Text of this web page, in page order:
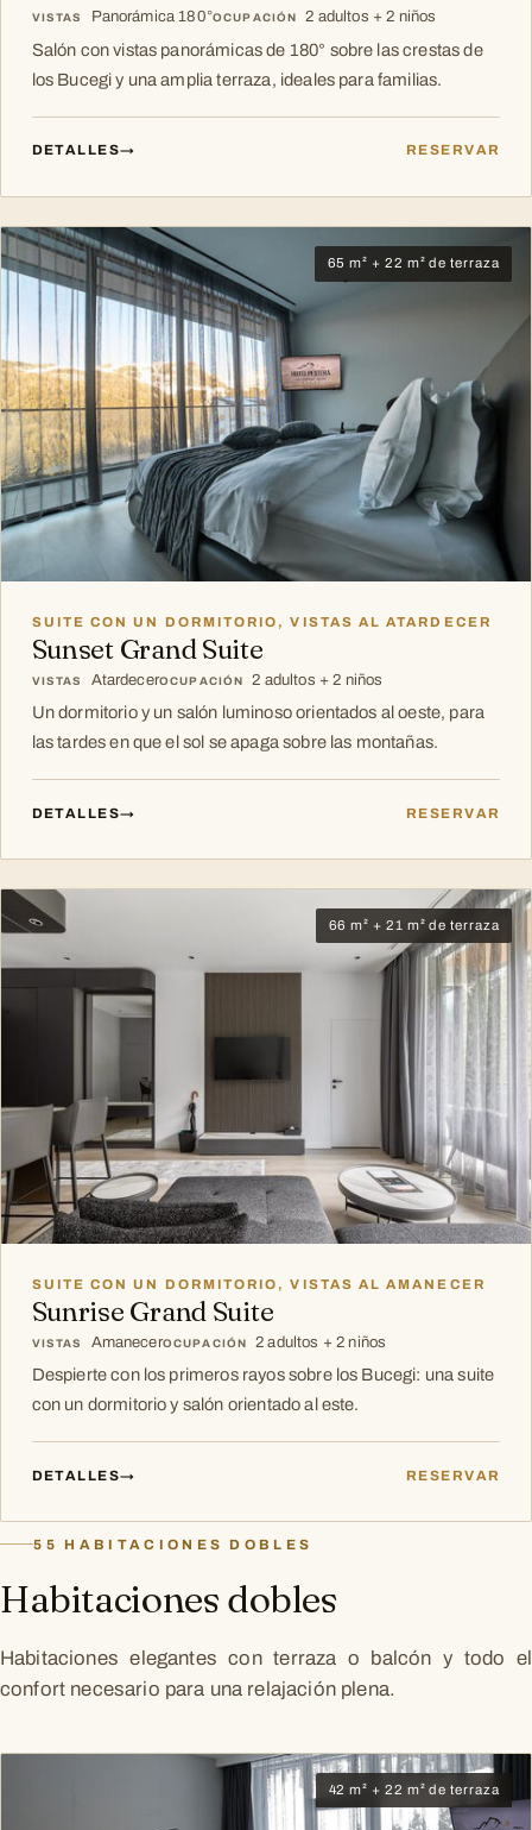
VISTAS Panorámica 180°OCUPACIÓN 2 adultos + 2 niños
Salón con vistas panorámicas de 180° sobre las crestas de
los Bucegi y una amplia terraza, ideales para familias.
DETALLES→ RESERVAR
65 m² + 22 m² de terraza
SUITE CON UN DORMITORIO, VISTAS AL ATARDECER
Sunset Grand Suite
VISTAS AtardecerOCUPACIÓN 2 adultos + 2 niños
Un dormitorio y un salón luminoso orientados al oeste, para
las tardes en que el sol se apaga sobre las montañas.
DETALLES→ RESERVAR
66 m² + 21 m² de terraza
SUITE CON UN DORMITORIO, VISTAS AL AMANECER
Sunrise Grand Suite
VISTAS AmanecerOCUPACIÓN 2 adultos + 2 niños
Despierte con los primeros rayos sobre los Bucegi: una suite
con un dormitorio y salón orientado al este.
DETALLES→ RESERVAR
55 HABITACIONES DOBLES
Habitaciones dobles
Habitaciones elegantes con terraza o balcón y todo el
confort necesario para una relajación plena.
42 m² + 22 m² de terraza